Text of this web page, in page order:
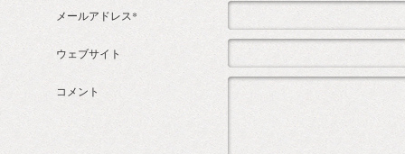
メールアドレス*
ウェブサイト
コメント